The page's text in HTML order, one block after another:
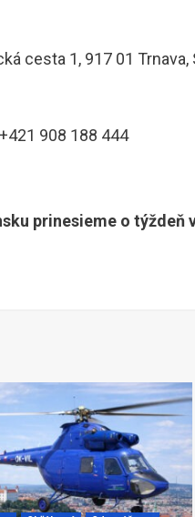
cesta 1, 917 01
908 188 444
prinesieme o týždeň